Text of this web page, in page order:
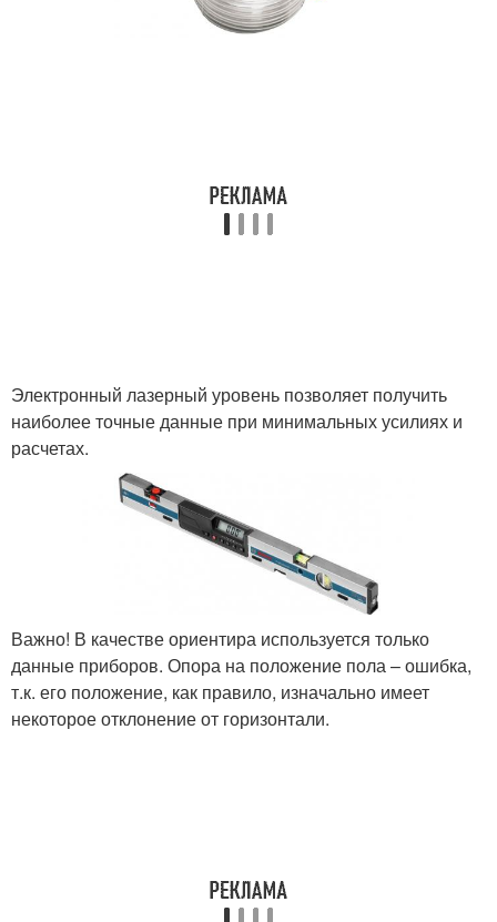
Электронный лазерный уровень позволяет получить
наиболее точные данные при минимальных усилиях и
расчетах.
Важно! В качестве ориентира используется только
данные приборов. Опора на положение пола – ошибка,
т.к. его положение, как правило, изначально имеет
некоторое отклонение от горизонтали.